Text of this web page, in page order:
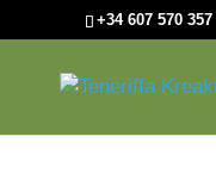
+34 607 570 357